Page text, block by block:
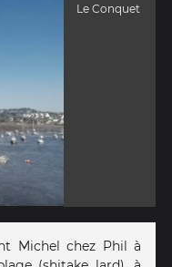
Le Conquet
Michel chez Phil à